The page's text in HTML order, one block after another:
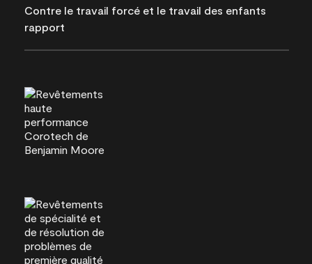
Contre le travail forcé et le travail des enfants
rapport